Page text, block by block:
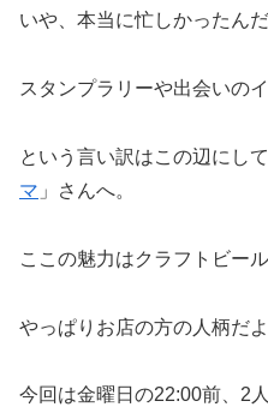
いや、本当に忙しかったん
スタンプラリーや出会いの
という言い訳はこの辺にし
マ 」さんへ。
ここの魅力はクラフトビー
やっぱりお店の方の人柄だよ
今回は金曜日の22:00前、2